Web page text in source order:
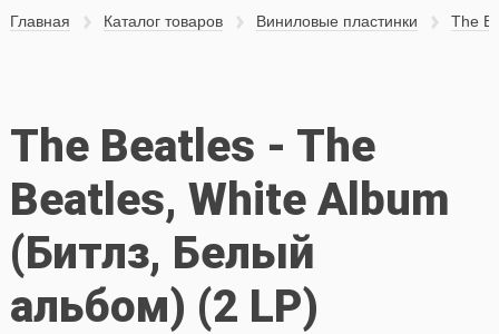
Главная Каталог товаров Виниловые пластинки The
The Beatles - The
Beatles, White Album
(Битлз, Белый
альбом) (2 LP)